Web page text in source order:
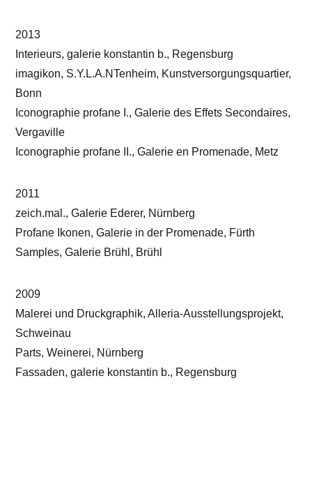
2013
Interieurs, galerie konstantin b., Regensburg
imagikon, S.Y.L.A.NTenheim, Kunstversorgungsquartier,
Bonn
Iconographie profane I., Galerie des Effets Secondaires,
Vergaville
Iconographie profane II., Galerie en Promenade, Metz
2011
zeich.mal., Galerie Ederer, Nürnberg
Profane Ikonen, Galerie in der Promenade, Fürth
Samples, Galerie Brühl, Brühl
2009
Malerei und Druckgraphik, Alleria-Ausstellungsprojekt,
Schweinau
Parts, Weinerei, Nürnberg
Fassaden, galerie konstantin b., Regensburg